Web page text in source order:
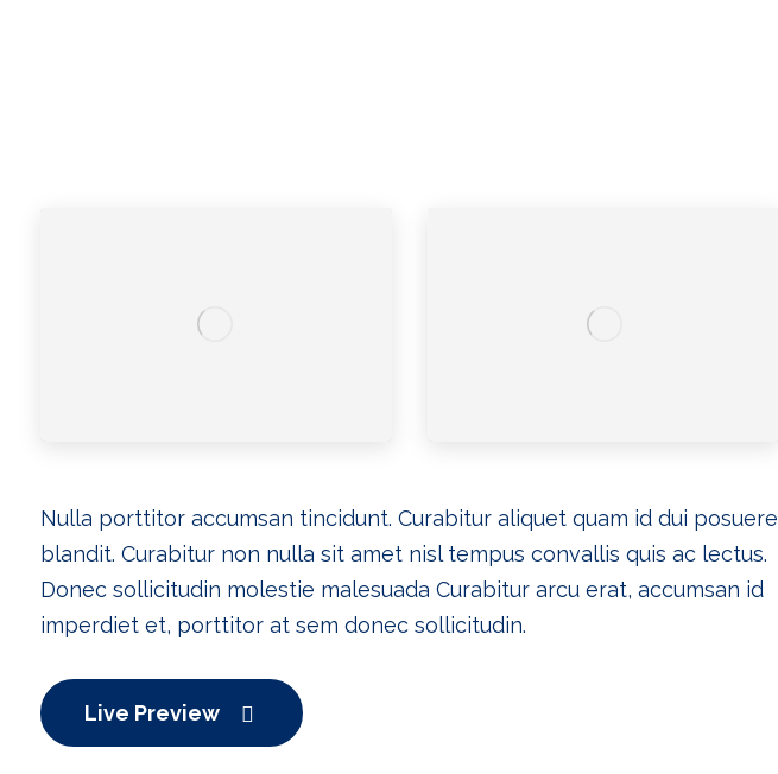
Nulla porttitor accumsan tincidunt. Curabitur aliquet quam id dui posuere
blandit. Curabitur non nulla sit amet nisl tempus convallis quis ac lectus.
Donec sollicitudin molestie malesuada Curabitur arcu erat, accumsan id
imperdiet et, porttitor at sem donec sollicitudin.
Live Preview